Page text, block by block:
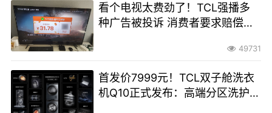
看个电视太费劲了！TCL强播多
种广告被投诉 消费者要求赔偿道
49731
首发价7999元！TCL双子舱洗衣
机Q10正式发布：高端分区洗护新